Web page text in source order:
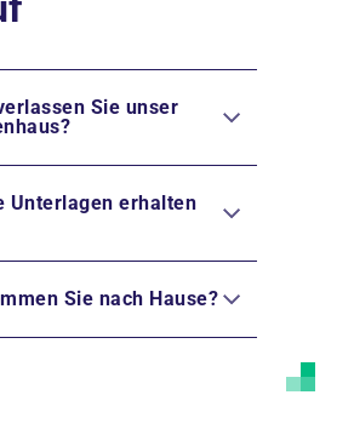
Sie unser
Unterlagen erhalten
Sie nach Hause?